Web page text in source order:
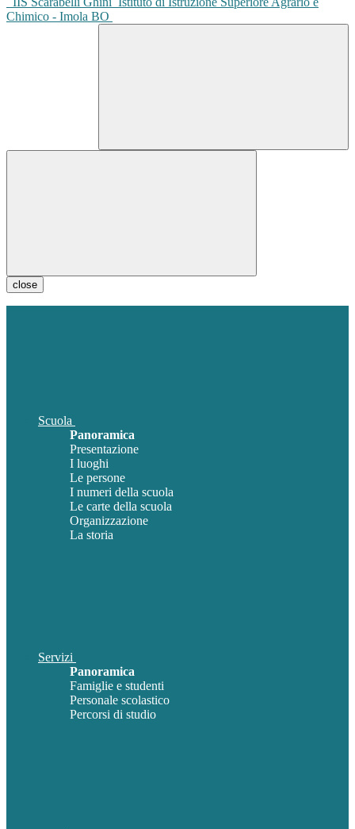
Chimico - Imola BO
close
Scuola
Panoramica
Presentazione
I luoghi
Le persone
I numeri della scuola
Le carte della scuola
Organizzazione
La storia
Servizi
Panoramica
Famiglie e studenti
Personale scolastico
Percorsi di studio